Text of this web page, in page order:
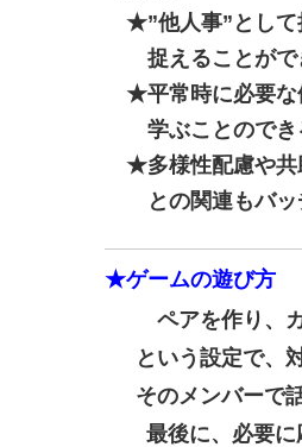
★”他人事”として
捉えることがで
★平常時に必要な
学ぶことのでき
★多様性配慮や共
との関連もバッ
★ゲームの遊び方
ペアを作り、
という設定で、
そのメンバーで
最後に、必要